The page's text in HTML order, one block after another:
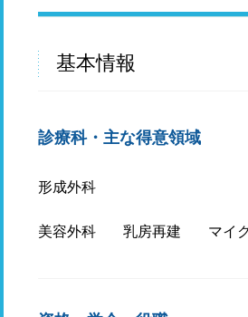
基本情報
診療科・主な得意領域
形成外科
美容外科 乳房再建 マイ